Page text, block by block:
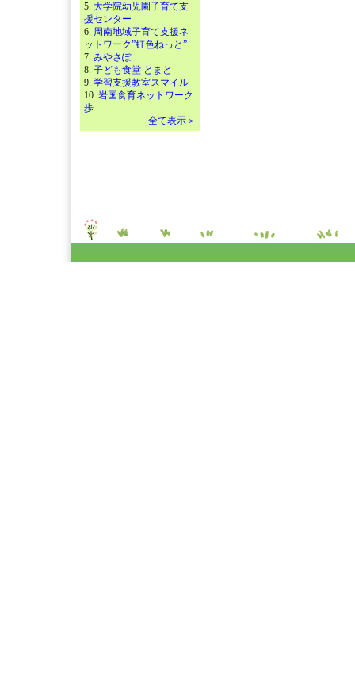
5. 大学院幼児園子育て支
援センター
6. 周南地域子育て支援ネ
ットワーク”虹色ねっと”
7. みやさぽ
8. 子ども食堂 とまと
9. 学習支援教室スマイル
10. 岩国食育ネットワーク
歩
全て表示＞